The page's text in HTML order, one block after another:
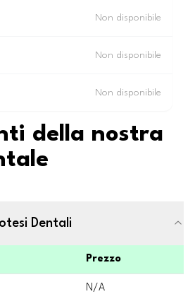
Non disponibile
Non disponibile
Non disponibile
della nostra
Dentali
Prezzo
N/A